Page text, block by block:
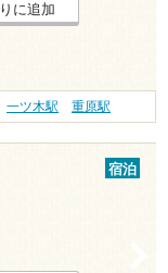
に追加
一ツ木駅 重原駅
宿泊